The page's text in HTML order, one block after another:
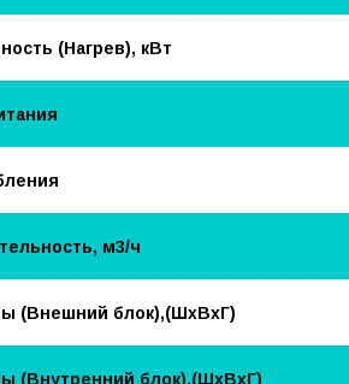
(Нагрев), кВт
м3/ч
(Внешний блок),(ШхВхГ)
(Внутренний блок),(ШхВхГ)